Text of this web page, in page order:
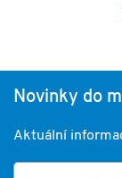
Novinky do
Aktuální